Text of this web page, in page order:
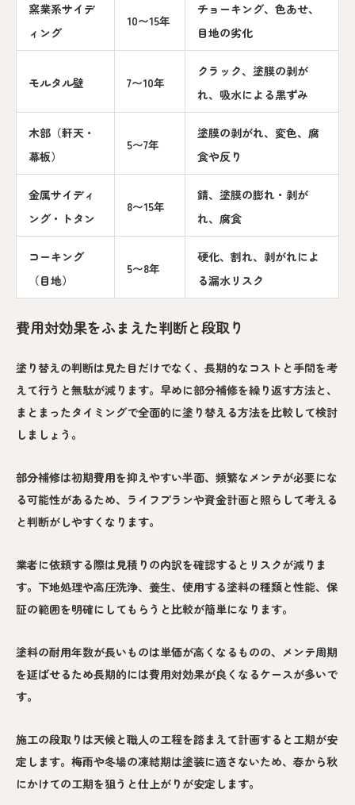
窯業系サイデ
ィング
10〜15年
チョーキング、色あせ、
目地の劣化
モルタル壁 7〜10年
クラック、塗膜の剥が
れ、吸水による黒ずみ
木部（軒天・
幕板）
5〜7年
塗膜の剥がれ、変色、腐
食や反り
金属サイディ
ング・トタン
8〜15年
錆、塗膜の膨れ・剥が
れ、腐食
コーキング
（目地）
5〜8年
硬化、割れ、剥がれによ
る漏水リスク
費用対効果をふまえた判断と段取り
塗り替えの判断は見た目だけでなく、長期的なコストと手間を考
えて行うと無駄が減ります。早めに部分補修を繰り返す方法と、
まとまったタイミングで全面的に塗り替える方法を比較して検討
しましょう。
部分補修は初期費用を抑えやすい半面、頻繁なメンテが必要にな
る可能性があるため、ライフプランや資金計画と照らして考える
と判断がしやすくなります。
業者に依頼する際は見積りの内訳を確認するとリスクが減りま
す。下地処理や高圧洗浄、養生、使用する塗料の種類と性能、保
証の範囲を明確にしてもらうと比較が簡単になります。
塗料の耐用年数が長いものは単価が高くなるものの、メンテ周期
を延ばせるため長期的には費用対効果が良くなるケースが多いで
す。
施工の段取りは天候と職人の工程を踏まえて計画すると工期が安
定します。梅雨や冬場の凍結期は塗装に適さないため、春から秋
にかけての工期を狙うと仕上がりが安定します。